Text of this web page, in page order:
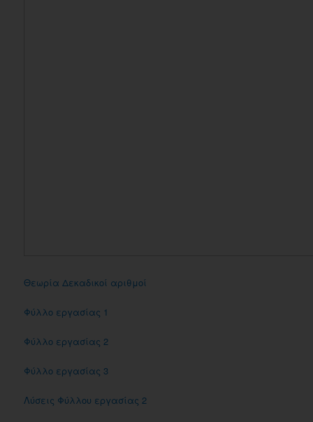
Θεωρία Δεκαδικοί αριθμοί
Φύλλο εργασίας 1
Φύλλο εργασίας 2
Φύλλο εργασίας 3
Λύσεις Φύλλου εργασίας 2